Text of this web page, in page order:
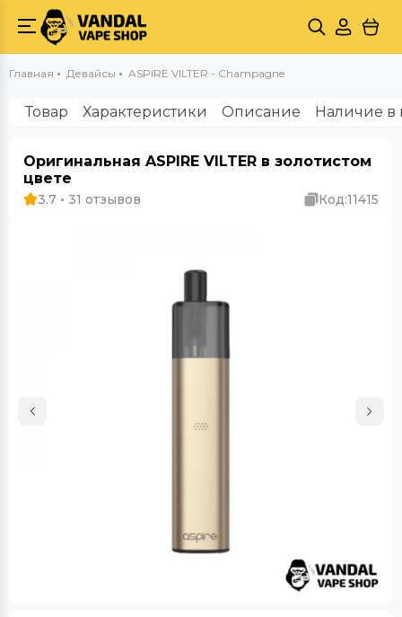
Главная Девайсы ASPIRE VILTER - Champagne
Товар Характеристики Описание Наличие в
Оригинальная ASPIRE VILTER в золотистом
цвете
3.7 • 31 отзывов Код:11415